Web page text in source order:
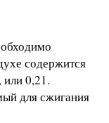
содержится
0,21.
для сжигания